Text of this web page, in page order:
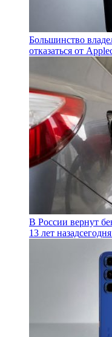
Большинство
отказаться от Apple
В России вернут
13 лет назад